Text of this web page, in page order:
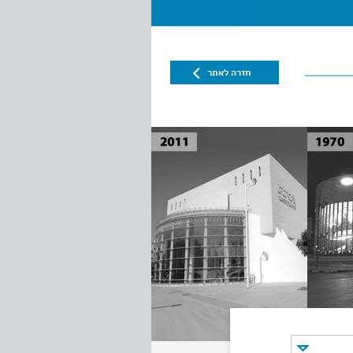
חזרה לאתר